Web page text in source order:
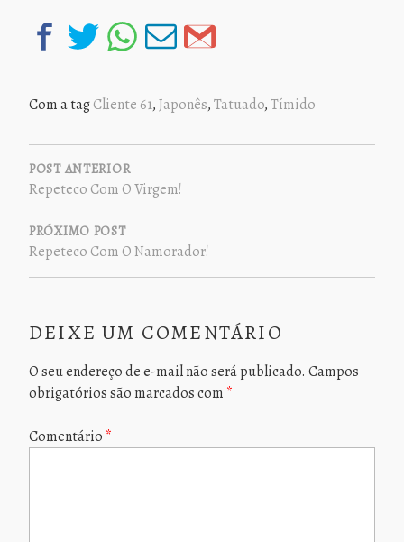
Com a tagCliente 61,Japonês,Tatuado,Tímido
NAVEGAÇÃO
DE
POST
POST ANTERIOR
Repeteco Com O Virgem!
PRÓXIMO POST
Repeteco Com O Namorador!
DEIXE UM COMENTÁRIO
O seu endereço de e-mail não será publicado. Campos
obrigatórios são marcados com *
Comentário *